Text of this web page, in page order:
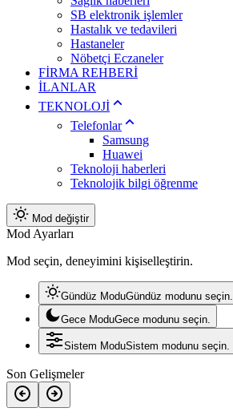
SB elektronik işlemler
Hastalık ve tedavileri
Hastaneler
Nöbetçi Eczaneler
FİRMA REHBERİ
İLANLAR
TEKNOLOJİ
Telefonlar
Samsung
Huawei
Teknoloji haberleri
Teknolojik bilgi öğrenme
Mod değiştir
Mod Ayarları
Mod seçin, deneyimini kişiselleştirin.
Gündüz ModuGündüz modunu seçin.
Gece ModuGece modunu seçin.
Sistem ModuSistem modunu seçin.
Son Gelişmeler